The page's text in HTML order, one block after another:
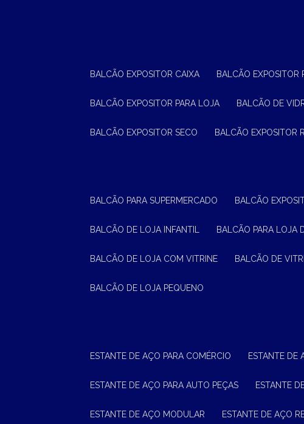
BALCÃO EXPOSITOR CAIXA BALCÃO EXPOSITOR
BALCÃO EXPOSITOR PARA LOJA BALCÃO DE
BALCÃO EXPOSITOR SECO BALCÃO EXPOSITOR
BALCÃO PARA SUPERMERCADO BALCÃO
BALCÃO DE LOJA INFANTIL BALCÃO PARA LOJA
BALCÃO DE LOJA COM VITRINE BALCÃO DE
BALCÃO DE LOJA PEQUENO
ESTANTE DE AÇO PARA COMÉRCIO ESTANTE
ESTANTE DE AÇO PARA AUTO PEÇAS ESTANTE
ESTANTE DE AÇO MODULAR ESTANTE DE AÇO